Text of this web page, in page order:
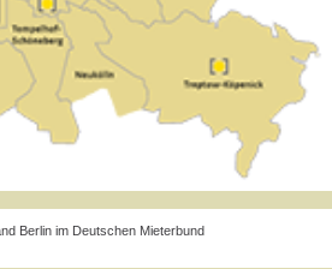
Berlin im Deutschen Mieterbund